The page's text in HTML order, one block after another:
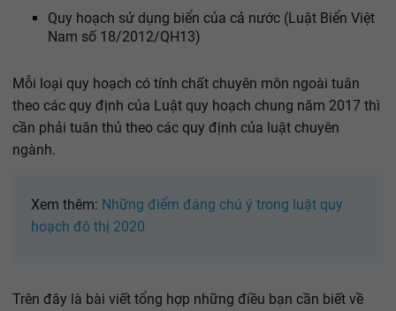
Quy hoạch sử dụng biển của cả nước (Luật Biển Việt
Nam số 18/2012/QH13)
Mỗi loại quy hoạch có tính chất chuyên môn ngoài tuân
theo các quy định của Luật quy hoạch chung năm 2017 thì
cần phải tuân thủ theo các quy định của luật chuyên
ngành.
Xem thêm: Những điểm đáng chú ý trong luật quy
hoạch đô thị 2020
Trên đây là bài viết tổng hợp những điều bạn cần biết về